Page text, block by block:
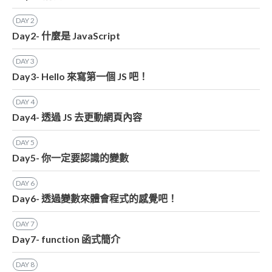
DAY2
Day2- 什麼是 JavaScript
DAY3
Day3- Hello 來寫第一個 JS 吧！
DAY4
Day4- 透過 JS 去更動網頁內容
DAY5
Day5- 你一定要認識的變數
DAY 6
Day6- 透過變數來體會程式的感覺吧！
DAY7
Day7- function 函式簡介
DAY 8